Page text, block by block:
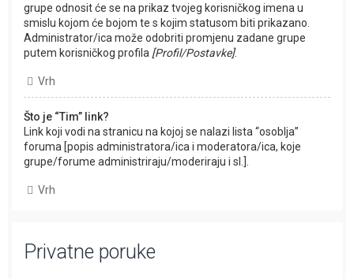
grupe odnosit će se na prikaz tvojeg korisničkog imena u
smislu kojom će bojom te s kojim statusom biti prikazano.
Administrator/ica može odobriti promjenu zadane grupe
putem korisničkog profila [Profil/Postavke].
Vrh
Što je “Tim” link?
Link koji vodi na stranicu na kojoj se nalazi lista “osoblja”
foruma [popis administratora/ica i moderatora/ica, koje
grupe/forume administriraju/moderiraju i sl.].
Vrh
Privatne poruke